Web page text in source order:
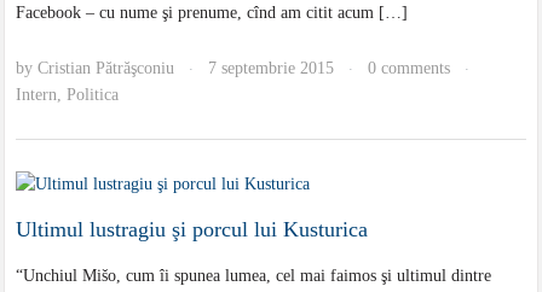
Facebook – cu nume şi prenume, cînd am citit acum […]
byCristian Pătrăşconiu · 7 septembrie 2015 · 0 comments ·
Intern,Politica
Ultimul lustragiu şi porcul lui Kusturica
“Unchiul Mišo, cum îi spunea lumea, cel mai faimos şi ultimul dintre